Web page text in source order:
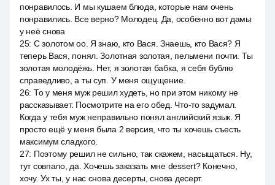
понравилось. И мы кушаем блюда, которые нам очень
понравились. Все верно? Молодец. Да, особенно вот дамы
у неё снова
25: С золотом оо. Я знаю, кто Вася. Знаешь, кто Вася? Я
теперь Вася, понял. Золотная золотая, пельмени почти. Ты
золотая молодёжь. Нет, я золотая бабка, я себя бублю
справедливо, а ты суп. У меня ощущение.
26: То у меня муж решил худеть, но при этом никому не
рассказывает. Посмотрите на его обед. Что-то задумал.
Когда у тебя муж неправильно понял английский язык. Я
просто ещё у меня была 2 версия, что ты хочешь съесть
максимум сладкого.
27: Поэтому решил не сильно, так скажем, насыщаться. Ну,
тут совпало, да. Хочешь заказать мне dessert? Конечно,
хочу. Ух ты, у нас снова десерты, снова десерт.